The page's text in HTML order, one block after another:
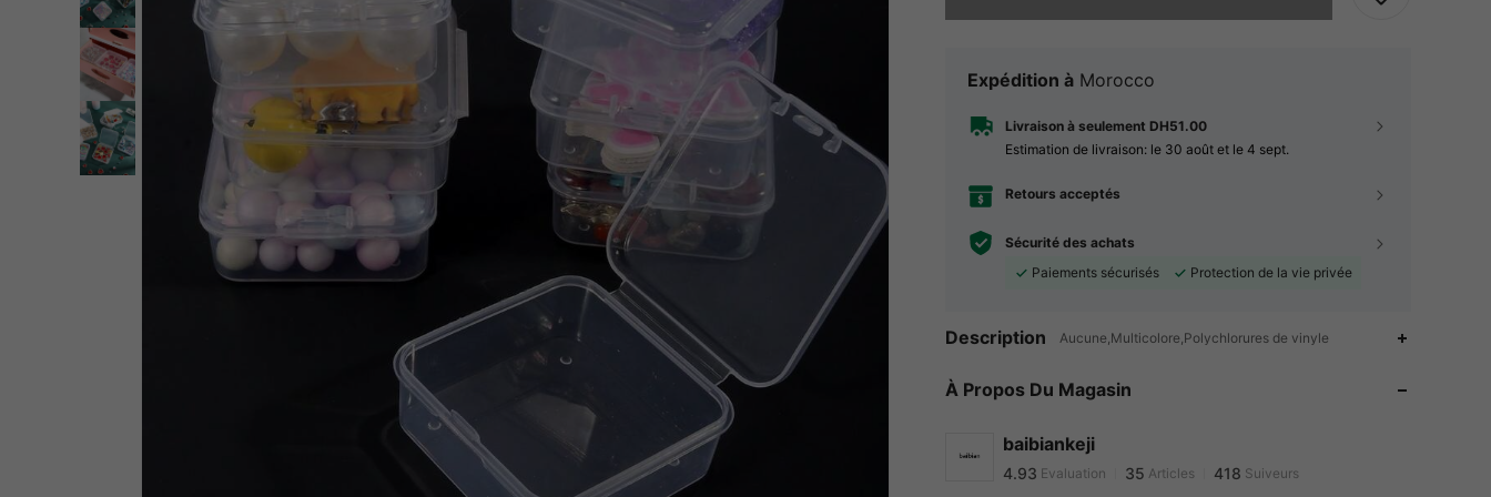
Expédition à Morocco
Livraison à seulement DH51.00
Estimation de livraison: le 30 août et le 4 sept.
Retours acceptés
Sécurité des achats
Paiements sécurisés
Protection de la vie privée
Description Aucune,Multicolore,Polychlorures de vinyle
À Propos Du Magasin
baibiankeji
4.93 35
418
4.93
4.93 Evaluation 35 Articles 418 Suiveurs